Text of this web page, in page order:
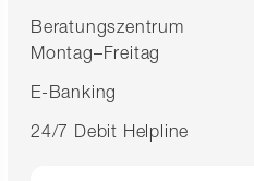
Beratungszentrum
Montag–Freitag
E-Banking
24/7 Debit Helpline